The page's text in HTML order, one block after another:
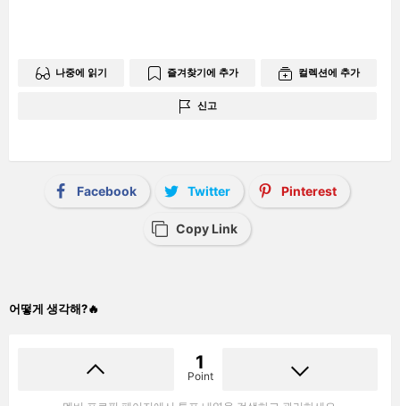
나중에 읽기 즐겨찾기에 추가 컬렉션에 추가
신고
Facebook Twitter Pinterest
Copy Link
어떻게 생각해?🔥
1
Point